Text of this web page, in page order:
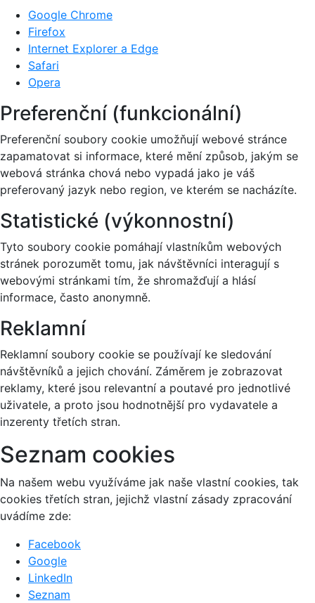
Google Chrome
Firefox
Internet Explorer a Edge
Safari
Opera
Preferenční (funkcionální)
Preferenční soubory cookie umožňují webové stránce
zapamatovat si informace, které mění způsob, jakým se
webová stránka chová nebo vypadá jako je váš
preferovaný jazyk nebo region, ve kterém se nacházíte.
Statistické (výkonnostní)
Tyto soubory cookie pomáhají vlastníkům webových
stránek porozumět tomu, jak návštěvníci interagují s
webovými stránkami tím, že shromažďují a hlásí
informace, často anonymně.
Reklamní
Reklamní soubory cookie se používají ke sledování
návštěvníků a jejich chování. Záměrem je zobrazovat
reklamy, které jsou relevantní a poutavé pro jednotlivé
uživatele, a proto jsou hodnotnější pro vydavatele a
inzerenty třetích stran.
Seznam cookies
Na našem webu využíváme jak naše vlastní cookies, tak
cookies třetích stran, jejichž vlastní zásady zpracování
uvádíme zde:
Facebook
Google
LinkedIn
Seznam